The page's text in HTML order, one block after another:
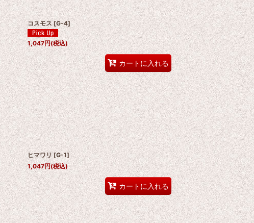
コスモス [G-4]
1,047円(税込)
カートに入れる
ヒマワリ [G-1]
1,047円(税込)
カートに入れる